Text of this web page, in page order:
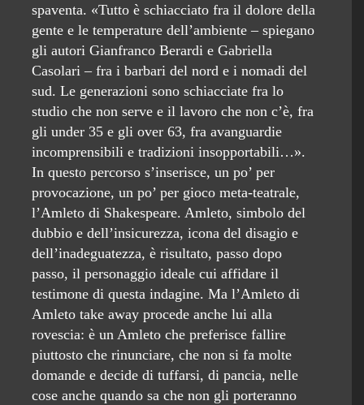
spaventa. «Tutto è schiacciato fra il dolore della
gente e le temperature dell’ambiente – spiegano
gli autori Gianfranco Berardi e Gabriella
Casolari – fra i barbari del nord e i nomadi del
sud. Le generazioni sono schiacciate fra lo
studio che non serve e il lavoro che non c’è, fra
gli under 35 e gli over 63, fra avanguardie
incomprensibili e tradizioni insopportabili…».
In questo percorso s’inserisce, un po’ per
provocazione, un po’ per gioco meta-teatrale,
l’Amleto di Shakespeare. Amleto, simbolo del
dubbio e dell’insicurezza, icona del disagio e
dell’inadeguatezza, è risultato, passo dopo
passo, il personaggio ideale cui affidare il
testimone di questa indagine. Ma l’Amleto di
Amleto take away procede anche lui alla
rovescia: è un Amleto che preferisce fallire
piuttosto che rinunciare, che non si fa molte
domande e decide di tuffarsi, di pancia, nelle
cose anche quando sa che non gli porteranno